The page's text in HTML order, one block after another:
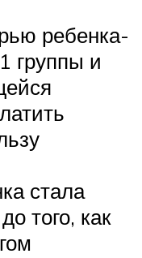
ребенка-
группы и
стала
того, как